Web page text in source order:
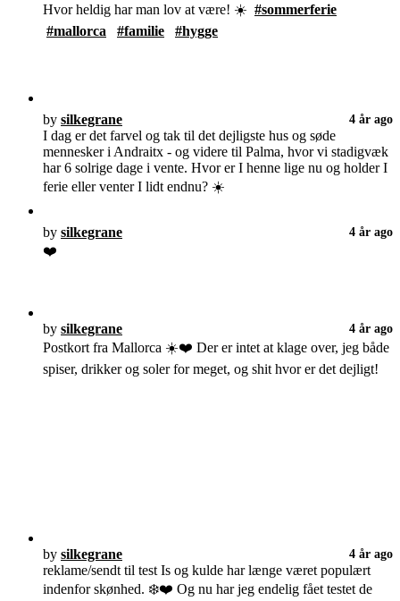
Hvor heldig har man lov at være! ☀️ #sommerferie
#mallorca
#familie #hygge
by silkegrane 4 år ago
I dag er det farvel og tak til det dejligste hus og søde
mennesker i Andraitx - og videre til Palma, hvor vi stadigvæk
har 6 solrige dage i vente. Hvor er I henne lige nu og holder I
ferie eller venter I lidt endnu? ☀️
by silkegrane 4 år ago
❤️
by silkegrane 4 år ago
Postkort fra Mallorca ☀️❤️ Der er intet at klage over, jeg både
spiser, drikker og soler for meget, og shit hvor er det dejligt!
by silkegrane 4 år ago
reklame/sendt til test Is og kulde har længe været populært
indenfor skønhed. ❄️❤️ Og nu har jeg endelig fået testet de